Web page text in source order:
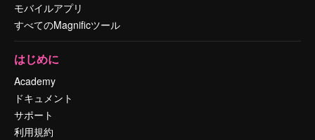
モバイルアプリ
すべてのMagnificツール
はじめに
Academy
ドキュメント
サポート
利用規約